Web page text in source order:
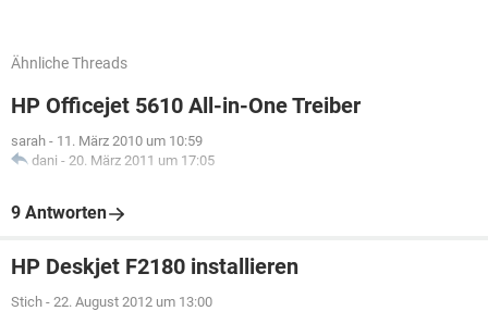
Ähnliche Threads
HP Officejet 5610 All-in-One Treiber
sarah - 11. März 2010 um 10:59
dani - 20. März 2011 um 17:05
9 Antworten
HP Deskjet F2180 installieren
Stich - 22. August 2012 um 13:00